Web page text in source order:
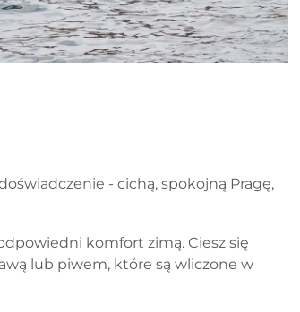
- cichą, spokojną Pragę,
komfort zimą. Ciesz się
lub piwem, które są wliczone w